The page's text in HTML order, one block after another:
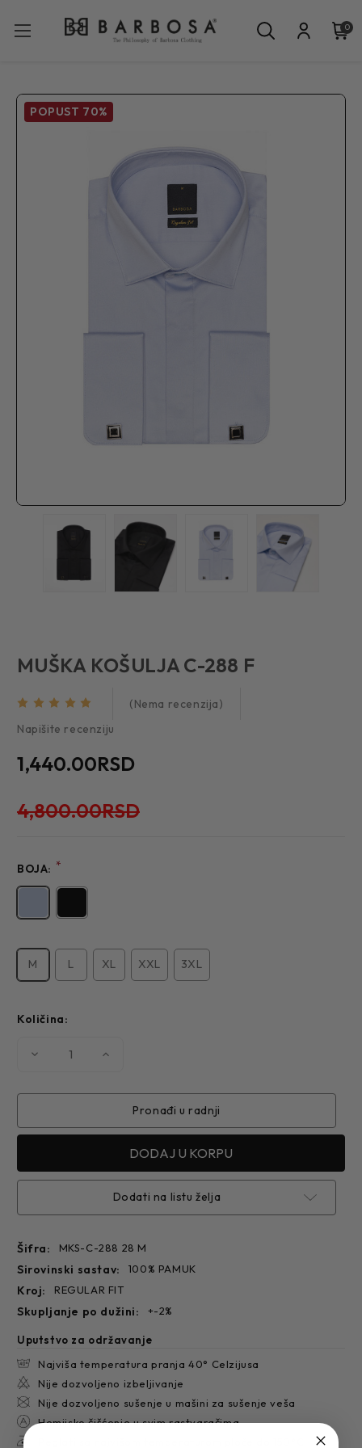
0
POPUST 70%
MUŠKA KOŠULJA C-288 F
(Nema recenzija)
Napišite recenziju
1,440.00RSD
4,800.00RSD
BOJA: *
M L XL XXL 3XL
Količina:
Smanjite
C-
Povećajte
C-
Pronađi u radnji
Dodati na listu želja
Šifra: MKS-C-288 28 M
sirovinski sastav: 100% PAMUK
kroj: REGULAR FIT
Najviša temperatura pranja 40° Celzijusa
Hemijsko čišćenje u svim rastvaračima
Nije dozvoljeno izbeljivanje
Nije dozvoljeno sušenje u mašini za sušenje veša
skupljanje po dužini: +-2%
Uputstvo za održavanje